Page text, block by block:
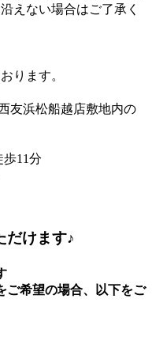
えない場合はご了承く
ります。
友浜松船越店敷地内の
11分
だけます♪
ご希望の場合、以下をご